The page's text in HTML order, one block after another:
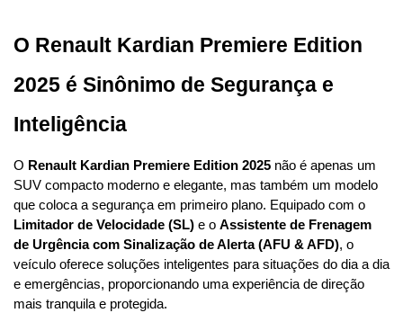
O Renault Kardian Premiere Edition
2025 é Sinônimo de Segurança e
Inteligência
O Renault Kardian Premiere Edition 2025 não é apenas um
SUV compacto moderno e elegante, mas também um modelo
Limitador de Velocidade (SL) e o Assistente de Frenagem
de Urgência com Sinalização de Alerta (AFU & AFD), o
veículo oferece soluções inteligentes para situações do dia a dia
e emergências, proporcionando uma experiência de direção
mais tranquila e protegida.